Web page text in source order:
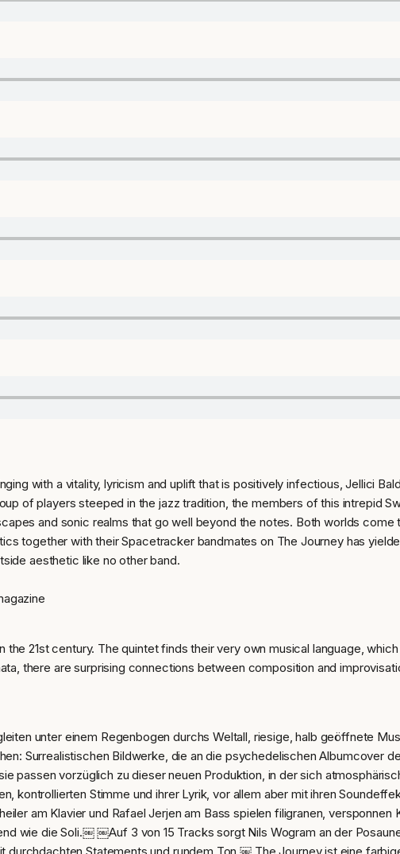
with a vitality, lyricism and uplift that is positively infectious, Jellici
of players steeped in the jazz tradition, the members of this intrepid
and sonic realms that go well beyond the notes. Both worlds
together with their Spacetracker bandmates on The Journey has
aesthetic like no other band.
the 21st century. The quintet finds their very own musical language,
there are surprising connections between composition and
unter einem Regenbogen durchs Weltall, riesige, halb geöffnete
Surrealistischen Bildwerke, die an die psychedelischen Albumcover
passen vorzüglich zu dieser neuen Produktion, in der sich
kontrollierten Stimme und ihrer Lyrik, vor allem aber mit ihren
am Klavier und Rafael Jerjen am Bass spielen filigranen,
wie die Soli.￼ ￼Auf 3 von 15 Tracks sorgt Nils Wogram an der